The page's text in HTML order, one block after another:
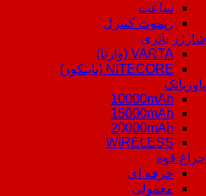
ساعت
ریموت کنترل
شارژر باتری
VARTA (وارتا)
NITECORE (نایتکور)
پاوربانک
10000mAh
15000mAh
20000mAh
WIRELESS
چراغ قوه
حرفه ای
معمولی